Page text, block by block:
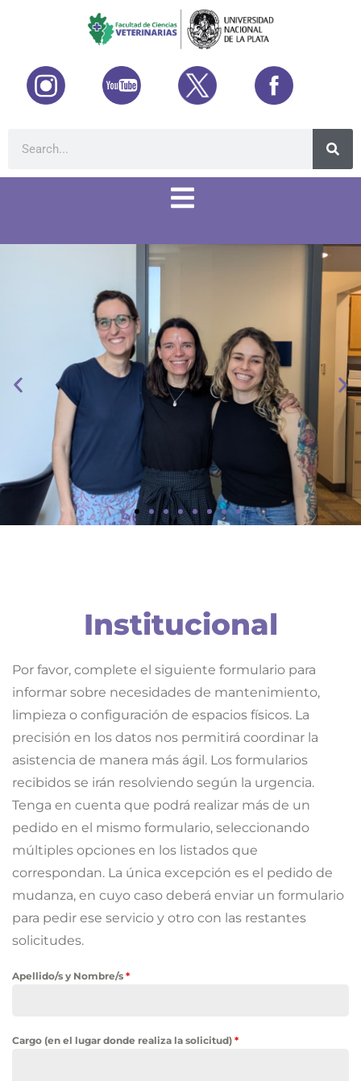
REPRODUCTIVA DE LA MUJER
Institucional
Por favor, complete el siguiente formulario para
informar sobre necesidades de mantenimiento,
limpieza o configuración de espacios físicos. La
precisión en los datos nos permitirá coordinar la
asistencia de manera más ágil. Los formularios
recibidos se irán resolviendo según la urgencia.
Tenga en cuenta que podrá realizar más de un
pedido en el mismo formulario, seleccionando
múltiples opciones en los listados que
correspondan. La única excepción es el pedido de
mudanza, en cuyo caso deberá enviar un formulario
para pedir ese servicio y otro con las restantes
solicitudes.
Apellido/s y Nombre/s *
Cargo (en el lugar donde realiza la solicitud) *